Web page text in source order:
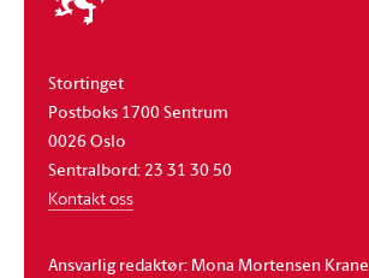
Stortinget
Postboks 1700 Sentrum
0026 Oslo
Sentralbord: 23 31 30 50
Kontakt oss
Ansvarlig redaktør: Mona Mortensen Krane